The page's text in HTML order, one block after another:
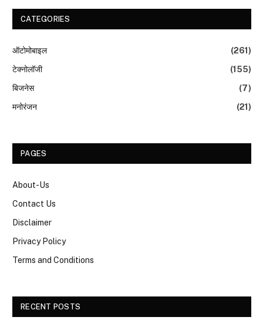
CATEGORIES
ऑटोमोबाइल
(261)
टेक्नोलॉजी
(155)
बिजनेस
(7)
मनोरंजन
(21)
PAGES
About-Us
Contact Us
Disclaimer
Privacy Policy
Terms and Conditions
RECENT POSTS